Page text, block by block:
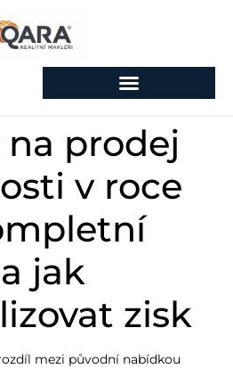
prodej
v roce
jak
zisk
mezi původní nabídkou